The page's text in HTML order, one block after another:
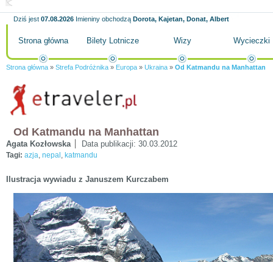
Dziś jest 07.08.2026 Imieniny obchodzą Dorota, Kajetan, Donat, Albert
Strona główna Bilety Lotnicze Wizy Wycieczki
Strona główna » Strefa Podróżnika » Europa » Ukraina » Od Katmandu na Manhattan
Od Katmandu na Manhattan
Agata Kozłowska Data publikacji: 30.03.2012
Tagi: azja, nepal , katmandu
Ilustracja wywiadu z Januszem Kurczabem